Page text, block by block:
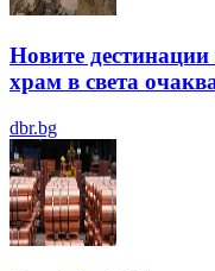
Новите
храм в света
dbr.bg